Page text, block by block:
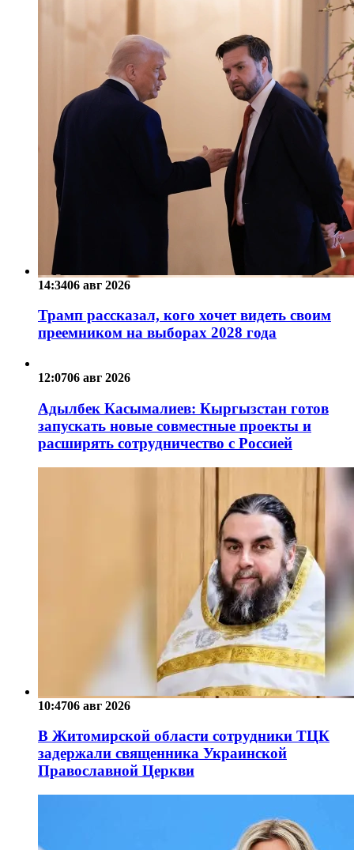
14:3406 авг 2026
Трамп рассказал, кого хочет видеть своим
преемником на выборах 2028 года
12:0706 авг 2026
Адылбек Касымалиев: Кыргызстан готов
запускать новые совместные проекты и
расширять сотрудничество с Россией
10:4706 авг 2026
В Житомирской области сотрудники ТЦК
задержали священника Украинской
Православной Церкви